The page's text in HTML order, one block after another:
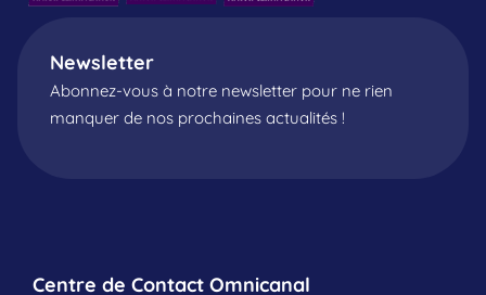
Newsletter
Abonnez-vous à notre newsletter pour ne rien
manquer de nos prochaines actualités !
Centre de Contact Omnicanal